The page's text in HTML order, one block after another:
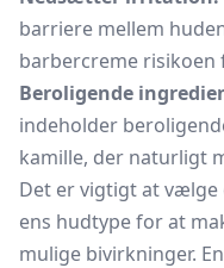
barriere mellem
barbercreme
Beroligende
indeholder
kamille, der naturligt
Det er vigtigt at vælge
ens hudtype for at
mulige bivirkninger.